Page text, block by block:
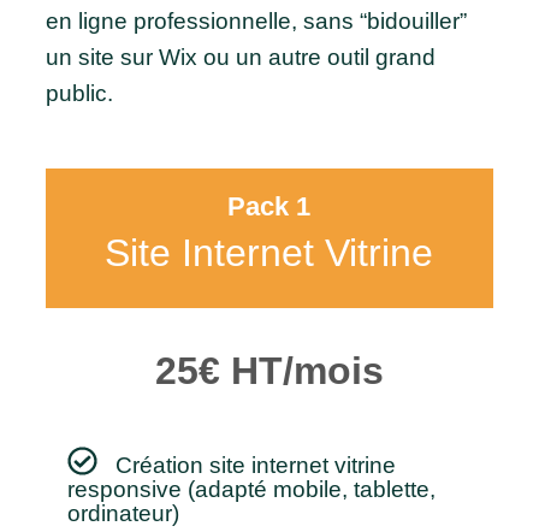
en ligne professionnelle, sans “bidouiller”
un site sur Wix ou un autre outil grand
public.
Pack 1
Site Internet Vitrine
25€ HT/mois
Création site internet vitrine
responsive (adapté mobile, tablette,
ordinateur)